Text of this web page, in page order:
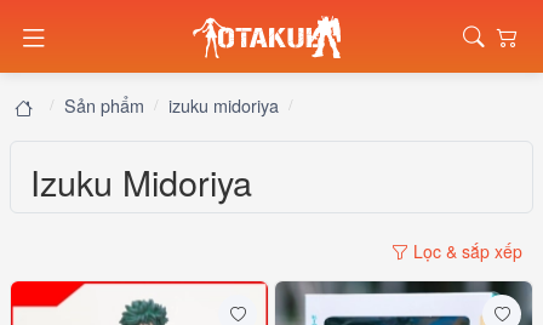
Sản phẩm izuku midoriya
Izuku Midoriya
Lọc & sắp xếp